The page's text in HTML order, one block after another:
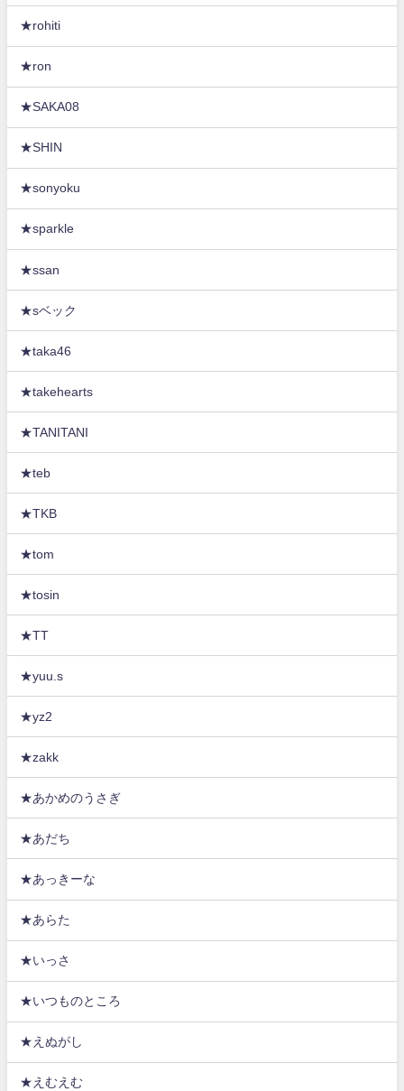
★rohiti
★ron
★SAKA08
★SHIN
★sonyoku
★sparkle
★ssan
★sベック
★taka46
★takehearts
★TANITANI
★teb
★TKB
★tom
★tosin
★TT
★yuu.s
★yz2
★zakk
★あかめのうさぎ
★あだち
★あっきーな
★あらた
★いっさ
★いつものところ
★えぬがし
★えむえむ